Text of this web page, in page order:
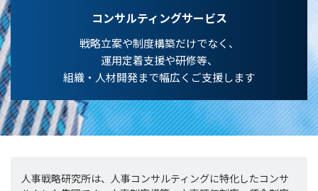
コンサルティングサービス
戦略立案や制度構築だけでなく、
運用定着支援や研修等、
組織・人材開発まで幅広くご支援します
人事戦略研究所は、人事コンサルティングに特化したコンサ